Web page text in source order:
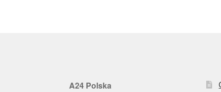
A24 Polska